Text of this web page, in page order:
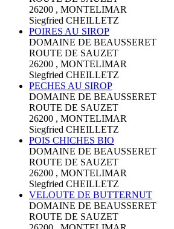
26200 , MONTELIMAR
Siegfried CHEILLETZ
POIRES AU SIROP
DOMAINE DE BEAUSSERET
ROUTE DE SAUZET
26200 , MONTELIMAR
Siegfried CHEILLETZ
PECHES AU SIROP
DOMAINE DE BEAUSSERET
ROUTE DE SAUZET
26200 , MONTELIMAR
Siegfried CHEILLETZ
POIS CHICHES BIO
DOMAINE DE BEAUSSERET
ROUTE DE SAUZET
26200 , MONTELIMAR
Siegfried CHEILLETZ
VELOUTE DE BUTTERNUT
DOMAINE DE BEAUSSERET
ROUTE DE SAUZET